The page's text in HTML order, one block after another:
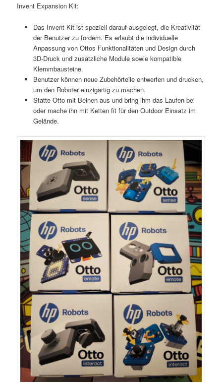
Invent Expansion Kit:
Das Invent-Kit ist speziell darauf ausgelegt, die Kreativität
der Benutzer zu fördern. Es erlaubt die individuelle
Anpassung von Ottos Funktionalitäten und Design durch
3D-Druck und zusätzliche Module sowie kompatible
Klemmbausteine.
Benutzer können neue Zubehörteile entwerfen und drucken,
um den Roboter einzigartig zu machen.
Statte Otto mit Beinen aus und bring ihm das Laufen bei
oder mache ihn mit Ketten fit für den Outdoor Einsatz im
Gelände.